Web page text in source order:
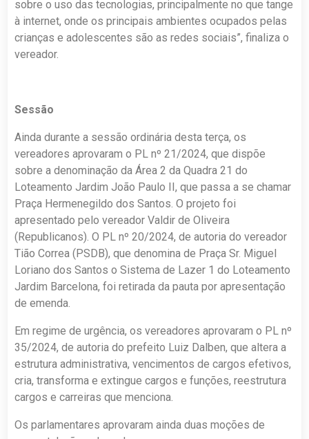
sobre o uso das tecnologias, principalmente no que tange
à internet, onde os principais ambientes ocupados pelas
crianças e adolescentes são as redes sociais”, finaliza o
vereador.
Sessão
Ainda durante a sessão ordinária desta terça, os
vereadores aprovaram o PL nº 21/2024, que dispõe
sobre a denominação da Área 2 da Quadra 21 do
Loteamento Jardim João Paulo II, que passa a se chamar
Praça Hermenegildo dos Santos. O projeto foi
apresentado pelo vereador Valdir de Oliveira
(Republicanos). O PL nº 20/2024, de autoria do vereador
Tião Correa (PSDB), que denomina de Praça Sr. Miguel
Loriano dos Santos o Sistema de Lazer 1 do Loteamento
Jardim Barcelona, foi retirada da pauta por apresentação
de emenda.
Em regime de urgência, os vereadores aprovaram o PL nº
35/2024, de autoria do prefeito Luiz Dalben, que altera a
estrutura administrativa, vencimentos de cargos efetivos,
cria, transforma e extingue cargos e funções, reestrutura
cargos e carreiras que menciona.
Os parlamentares aprovaram ainda duas moções de